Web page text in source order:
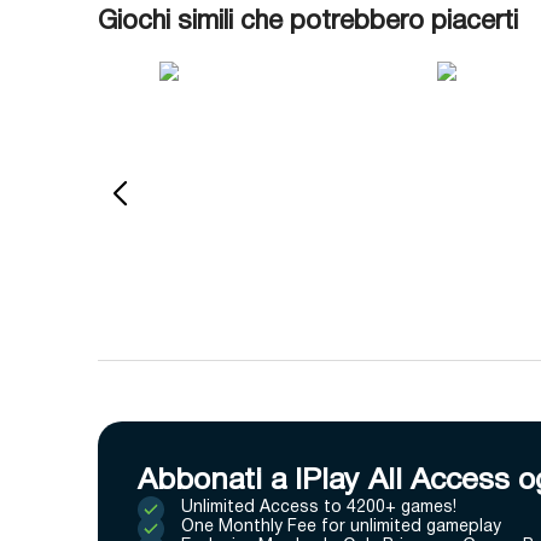
Giochi simili che potrebbero piacerti
Abbonati a IPlay All Access
Unlimited Access to 4200+ games!
One Monthly Fee for unlimited gameplay